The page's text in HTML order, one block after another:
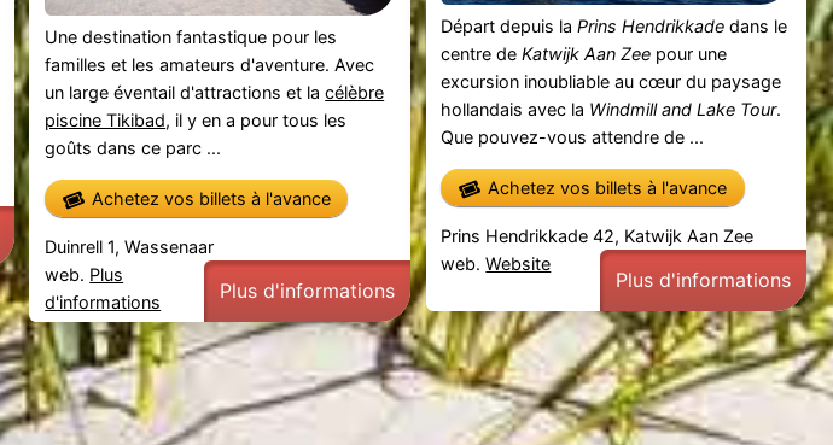
Une destination fantastique pour les
familles et les amateurs d'aventure. Avec
un large éventail d'attractions et lacélèbre
piscine Tikibad, il y en a pour tous les
goûts dans ce parc ...
Achetez vos billets à l'avance
Duinrell 1, Wassenaar
web. Plus
d'informations
Plus d'informations
Départ depuis laPrins Hendrikkade dans le
centre deKatwijk Aan Zee pour une
excursion inoubliable au cœur du paysage
hollandais avec la Windmill and Lake Tour.
Que pouvez-vous attendre de ...
Achetez vos billets à l'avance
Prins Hendrikkade 42, Katwijk Aan Zee
web.Website
Plus d'informations